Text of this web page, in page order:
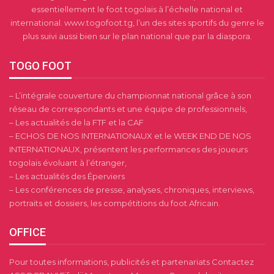
essentiellement le foot togolais à l’échelle national et
international. www.togofoot.tg, l’un des sites sportifs du genre le
plus suivi aussi bien sur le plan national que par la diaspora.
TOGO FOOT
– L’intégrale couverture du championnat national grâce à son
réseau de correspondants et une équipe de professionnels,
– Les actualités de la FTF et la CAF
– ECHOS DE NOS INTERNATIONAUX et le WEEK END DE NOS
INTERNATIONAUX, présentent les performances des joueurs
togolais évoluant à l’étranger,
– Les actualités des Éperviers
– Les conférences de presse, analyses, chroniques, interviews,
portraits et dossiers, les compétitions du foot Africain.
OFFICE
Pour toutes informations, publicités et partenariats Contactez